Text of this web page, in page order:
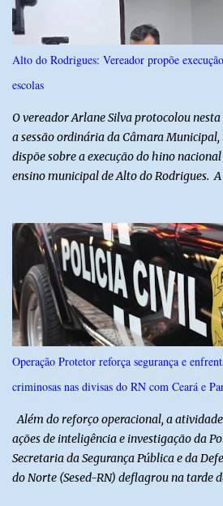
suspeitas antes da abordagem. Após a
fugiu levando a caminhonete em direção
Polícia Militar foi acionada logo após o
na região na tentativa de localizar o
autores do assalto. Qualquer informação
ser repassad...
Alto do Rodrigues: Vereador propõe
escolas
O vereador Arlane Silva protocolou
a sessão ordinária da Câmara
dispõe sobre a execução do hino
ensino municipal de Alto do Rodrigues. A
nacionais e da formação da cidadania.
a execução do hino nacional ocorra uma
definido pela Secretaria Municipal de
previsto também que as escolas da rede
municipal deverão promover a
Nacional Brasileiro de modo a estimular
e debater o seu conteúdo. De acordo
Municipal de Educação poderá expedir
necessárias ao cumprimento da lei.
Operação Protetor reforça segurança e
criminosas nas divisas do RN com Ceará e
Além do reforço operacional, a
ações de inteligência e investigação da
Secretaria da Segurança Pública e da
do Norte (Sesed-RN) deflagrou na tarde